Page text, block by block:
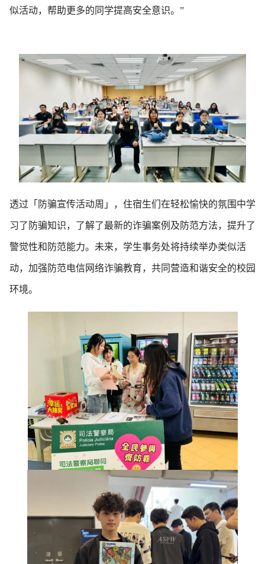
似活动，帮助更多的同学提高安全意识。”
透过「防骗宣传活动周」，住宿生们在轻松愉快的氛围中学
习了防骗知识，了解了最新的诈骗案例及防范方法，提升了
警觉性和防范能力。未来，学生事务处将持续举办类似活
动，加强防范电信网络诈骗教育，共同营造和谐安全的校园
环境。